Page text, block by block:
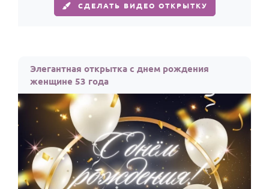
СДЕЛАТЬ ВИДЕО ОТКРЫТКУ
Элегантная открытка с днем рождения
женщине 53 года